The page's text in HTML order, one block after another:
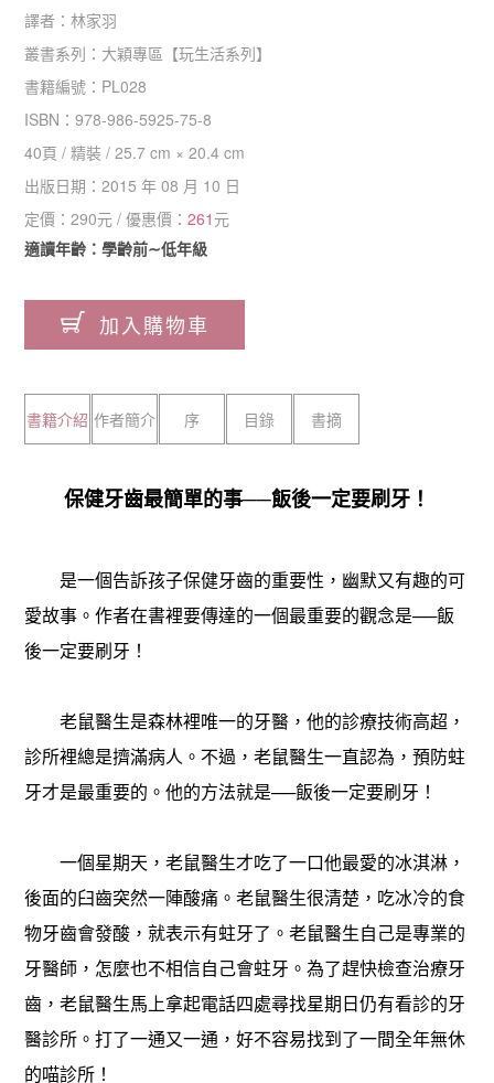
譯者：林家羽
叢書系列： 大穎專區 【玩生活系列】
書籍編號： PL028
ISBN：978-986-5925-75-8
40頁 /精裝 /25.7 cm × 20.4 cm
出版日期：2015 年 08 月 10 日
定價：290元 / 優惠價：261 元
適讀年齡：學齡前∼低年級
加入購物車
書籍介紹 作者簡介 序 目錄 書摘
保健牙齒最簡單的事──飯後一定要刷牙！
是一個告訴孩子保健牙齒的重要性，幽默又有趣的可
愛故事。作者在書裡要傳達的一個最重要的觀念是──飯
後一定要刷牙！
老鼠醫生是森林裡唯一的牙醫，他的診療技術高超，
診所裡總是擠滿病人。不過，老鼠醫生一直認為，預防蛀
牙才是最重要的。他的方法就是──飯後一定要刷牙！
一個星期天，老鼠醫生才吃了一口他最愛的冰淇淋，
後面的臼齒突然一陣酸痛。老鼠醫生很清楚，吃冰冷的食
物牙齒會發酸，就表示有蛀牙了。老鼠醫生自己是專業的
牙醫師，怎麼也不相信自己會蛀牙。為了趕快檢查治療牙
齒，老鼠醫生馬上拿起電話四處尋找星期日仍有看診的牙
醫診所。打了一通又一通，好不容易找到了一間全年無休
的喵診所！